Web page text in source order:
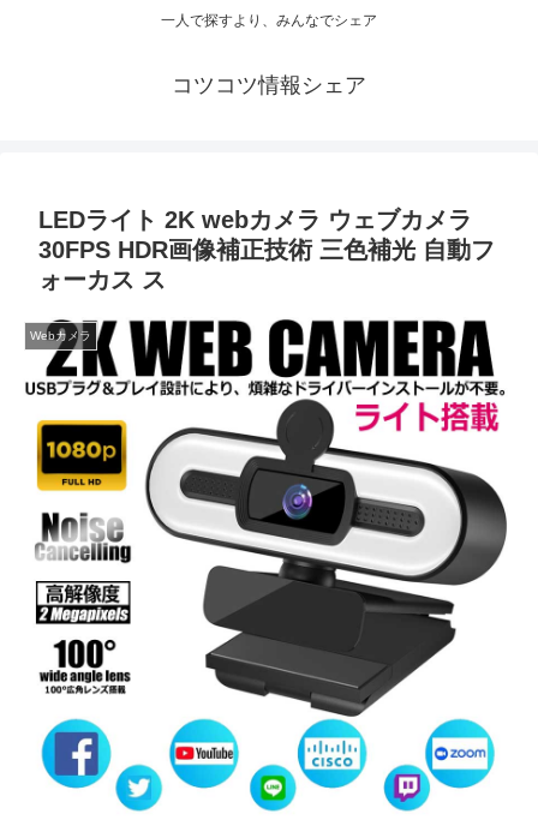
一人で探すより、みんなでシェア
コツコツ情報シェア
LEDライト 2K webカメラ ウェブカメラ
30FPS HDR画像補正技術 三色補光 自動フ
ォーカス ス
Webカメラ